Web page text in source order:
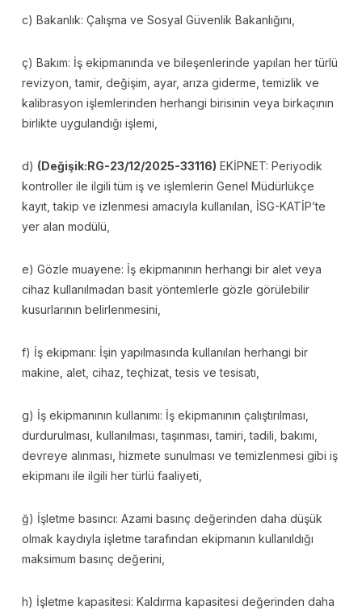
c) Bakanlık: Çalışma ve Sosyal Güvenlik Bakanlığını,
ç) Bakım: İş ekipmanında ve bileşenlerinde yapılan her türlü
revizyon, tamir, değişim, ayar, arıza giderme, temizlik ve
kalibrasyon işlemlerinden herhangi birisinin veya birkaçının
birlikte uygulandığı işlemi,
d) (Değişik:RG-23/12/2025-33116) EKİPNET: Periyodik
kontroller ile ilgili tüm iş ve işlemlerin Genel Müdürlükçe
kayıt, takip ve izlenmesi amacıyla kullanılan, İSG-KATİP’te
yer alan modülü,
e) Gözle muayene: İş ekipmanının herhangi bir alet veya
cihaz kullanılmadan basit yöntemlerle gözle görülebilir
kusurlarının belirlenmesini,
f) İş ekipmanı: İşin yapılmasında kullanılan herhangi bir
makine, alet, cihaz, teçhizat, tesis ve tesisatı,
g) İş ekipmanının kullanımı: İş ekipmanının çalıştırılması,
durdurulması, kullanılması, taşınması, tamiri, tadili, bakımı,
devreye alınması, hizmete sunulması ve temizlenmesi gibi iş
ekipmanı ile ilgili her türlü faaliyeti,
ğ) İşletme basıncı: Azami basınç değerinden daha düşük
olmak kaydıyla işletme tarafından ekipmanın kullanıldığı
maksimum basınç değerini,
h) İşletme kapasitesi: Kaldırma kapasitesi değerinden daha